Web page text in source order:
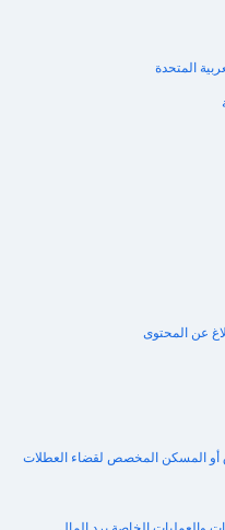
المتحدة
عن المحتوى
أو المسكن المخصص لقضاء العطلات